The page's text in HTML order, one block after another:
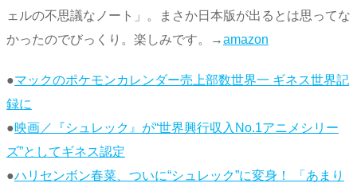
ェルの不思議なノート」。まさか日本版が出るとは思ってな
かったのでびっくり。楽しみです。→amazon
●マックのポケモンカレンダー売上部数世界一 ギネス世界記
録に
●映画／『シュレック』が“世界興行収入No.1アニメシリー
ズ”としてギネス認定
●ハリセンボン春菜、ついに“シュレック”に変身！ 「あまり